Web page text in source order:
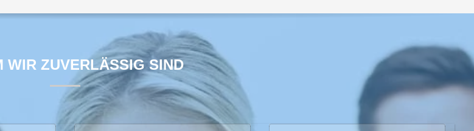
WIR ZUVERLÄSSIG SIND